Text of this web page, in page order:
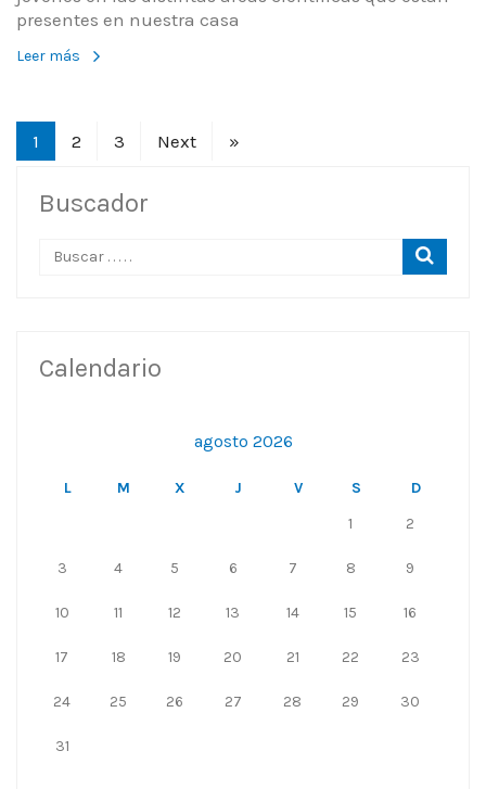
presentes en nuestra casa
Leer más
1 2 3 Next »
Buscador
Calendario
agosto 2026
L M X J V S
D
1
2
3 4 5 6 7 8 9
10 11 12 13 14 15 16
17 18 19 20 21 22 23
24 25 26 27 28 29 30
31